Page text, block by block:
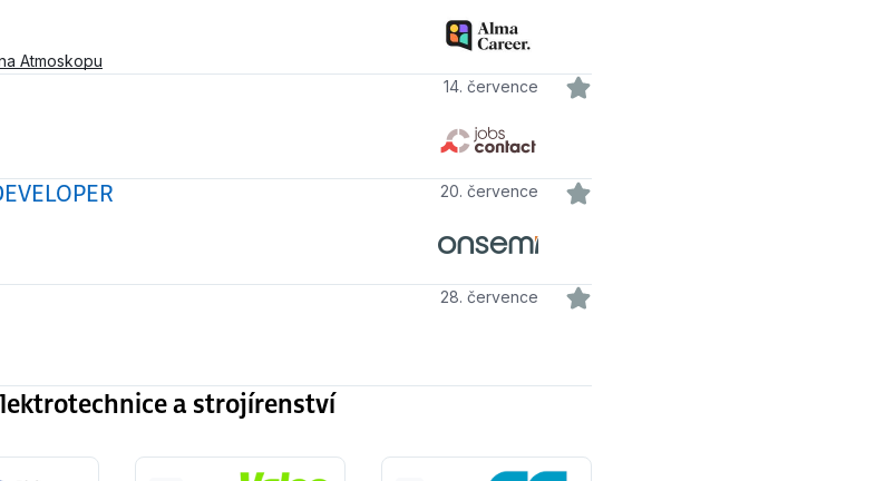
Atmoskopu
14. července
20. července
28. července
a strojírenství